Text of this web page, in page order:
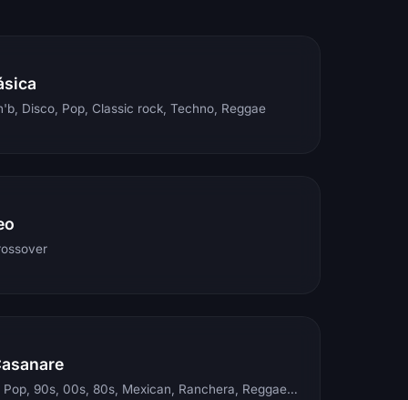
Disco, Pop, Classic rock, Techno, Reggae
Electronic, Rock, Pop, 90s, 00s, 80s, Mexican, Ranchera, Reggaeton, Instrumental, Salsa, Merengue, Tropical, Romantic, Vallenato, Llanera